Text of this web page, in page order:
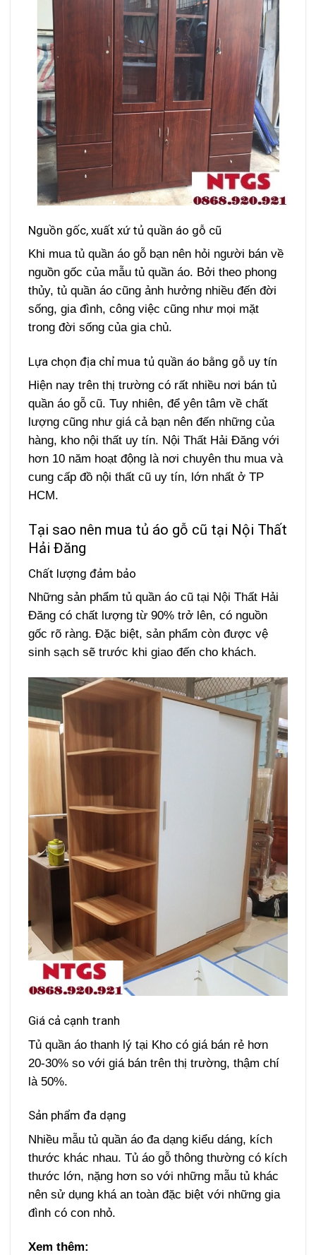
Nguồn gốc, xuất xứ tủ quần áo gỗ cũ
Khi mua tủ quần áo gỗ bạn nên hỏi người bán về
nguồn gốc của mẫu tủ quần áo. Bởi theo phong
thủy, tủ quần áo cũng ảnh hưởng nhiều đến đời
sống, gia đình, công việc cũng như mọi mặt
trong đời sống của gia chủ.
Lựa chọn địa chỉ mua tủ quần áo bằng gỗ uy tín
Hiện nay trên thị trường có rất nhiều nơi bán tủ
quần áo gỗ cũ. Tuy nhiên, để yên tâm về chất
lượng cũng như giá cả bạn nên đến những của
hàng, kho nội thất uy tín. Nội Thất Hải Đăng với
hơn 10 năm hoạt động là nơi chuyên thu mua và
cung cấp đồ nội thất cũ uy tín, lớn nhất ở TP
HCM.
Tại sao nên mua tủ áo gỗ cũ tại Nội Thất
Hải Đăng
Chất lượng đảm bảo
Những sản phẩm tủ quần áo cũ tại Nội Thất Hải
Đăng có chất lượng từ 90% trở lên, có nguồn
gốc rõ ràng. Đặc biệt, sản phẩm còn được vệ
sinh sạch sẽ trước khi giao đến cho khách.
Giá cả cạnh tranh
Tủ quần áo thanh lý tại Kho có giá bán rẻ hơn
20-30% so với giá bán trên thị trường, thậm chí
là 50%.
Sản phẩm đa dạng
Nhiều mẫu tủ quần áo đa dạng kiểu dáng, kích
thước khác nhau. Tủ áo gỗ thông thường có kích
thước lớn, nặng hơn so với những mẫu tủ khác
nên sử dụng khá an toàn đặc biệt với những gia
đình có con nhỏ.
Xem thêm: